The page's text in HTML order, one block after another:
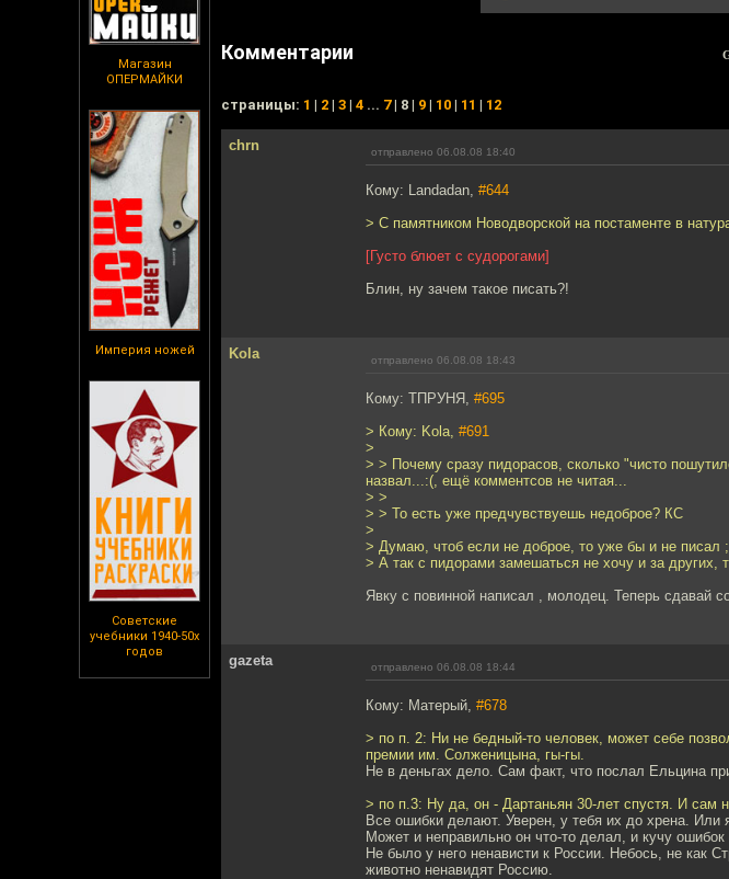
Магазин
ОПЕРМАЙКИ
Империя ножей
Советские
учебники 1940-50х
годов
Комментарии
cтраницы: 1 | 2 | 3 | 4 ... 7| 8 | 9 | 10 | 11 | 12
chrn отправлено 06.08.08 18:40
Кому: Landadan, #644
> С памятником Новодворской на постаменте в
[Густо блюет с судорогами]
Блин, ну зачем такое писать?!
Kola отправлено 06.08.08 18:43
Кому: ТПРУНЯ, #695
> Кому: Kola, #691
>
> > Почему сразу пидорасов, сколько "чисто
назвал...:(, ещё комментсов не читая...
> >
> > То есть уже предчувствуешь недоброе? КС
>
> Думаю, чтоб если не доброе, то уже бы и не писал
> А так с пидорами замешаться не хочу и за других,
Явку с повинной написал , молодец. Теперь сдавай
gazeta отправлено 06.08.08 18:44
Кому: Матерый, #678
> по п. 2: Ни не бедный-то человек, может себе
премии им. Солженицына, гы-гы.
Не в деньгах дело. Сам факт, что послал Ельцина
> по п.3: Ну да, он - Дартаньян 30-лет спустя. И сам
Все ошибки делают. Уверен, у тебя их до хрена. Или
Может и неправильно он что-то делал, и кучу
Не было у него ненависти к России. Небось, не как
животно ненавидят Россию.